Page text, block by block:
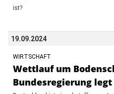
ist?
19.09.2024
WIRTSCHAFT
Wettlauf um
Bundesregierung